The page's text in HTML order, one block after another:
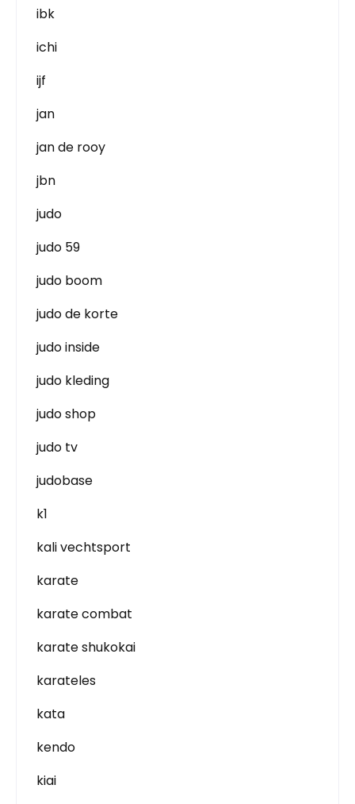
ibk
ichi
ijf
jan
jan de rooy
jbn
judo
judo 59
judo boom
judo de korte
judo inside
judo kleding
judo shop
judo tv
judobase
k1
kali vechtsport
karate
karate combat
karate shukokai
karateles
kata
kendo
kiai